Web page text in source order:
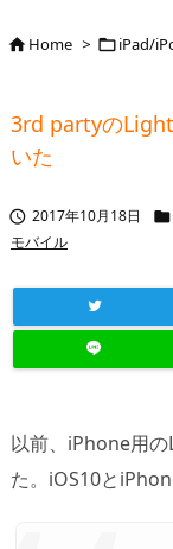
Home > iPad/
3rd partyの
いた
 2017年10月18日 
モバイル
以前、iPhone用
た。iOS10と